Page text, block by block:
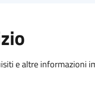
e altre informazioni